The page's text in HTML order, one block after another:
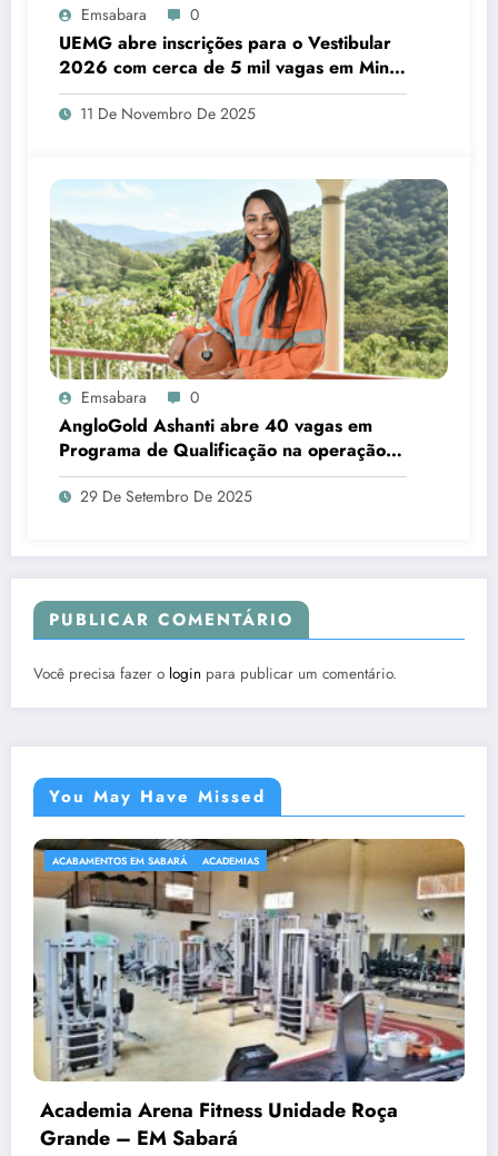
Emsabara 0
UEMG abre inscrições para o Vestibular
2026 com cerca de 5 mil vagas em Minas
Gerais
11 De Novembro De 2025
Emsabara 0
AngloGold Ashanti abre 40 vagas em
Programa de Qualificação na operação
de Sabará
29 De Setembro De 2025
PUBLICAR COMENTÁRIO
Você precisa fazer o login para publicar um comentário.
You May Have Missed
Roça
ACADEMIAS